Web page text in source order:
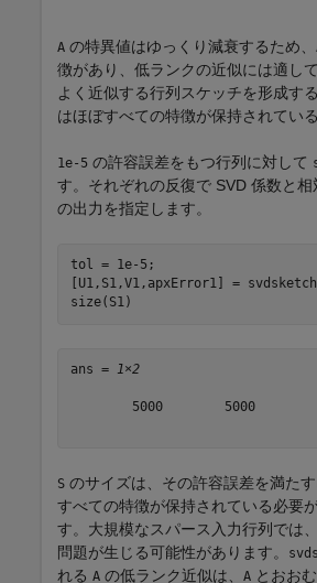
A の特異値はゆっくり減衰するため、
徴があり、低ランクの近似には適して
よく近似する行列スケッチを形成す
はほぼすべての特徴が保持されてい
1e-5 の許容誤差をもつ行列に対して
す。それぞれの反復で SVD 係数と
の出力を指定します。
tol = 1e-5;
[U1,S1,V1,apxError1] =
size(S1)
ans = 1×2
        5000        5000
S のサイズは、その許容誤差を満た
すべての特徴が保持されている必要
す。大規模なスパース入力行列では
問題が生じる可能性があります。
れる A の低ランク近似は、 A とおお